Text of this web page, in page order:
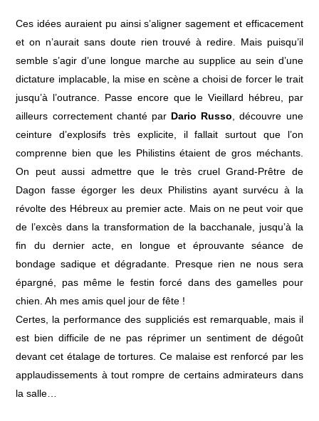
Ces idées auraient pu ainsi s’aligner sagement et efficacement
et on n’aurait sans doute rien trouvé à redire. Mais puisqu’il
semble s’agir d’une longue marche au supplice au sein d’une
dictature implacable, la mise en scène a choisi de forcer le trait
jusqu’à l’outrance. Passe encore que le Vieillard hébreu, par
ailleurs correctement chanté par Dario Russo , découvre une
ceinture d’explosifs très explicite, il fallait surtout que l’on
comprenne bien que les Philistins étaient de gros méchants.
On peut aussi admettre que le très cruel Grand-Prêtre de
Dagon fasse égorger les deux Philistins ayant survécu à la
révolte des Hébreux au premier acte. Mais on ne peut voir que
de l’excès dans la transformation de la bacchanale, jusqu’à la
fin du dernier acte, en longue et éprouvante séance de
bondage sadique et dégradante. Presque rien ne nous sera
épargné, pas même le festin forcé dans des gamelles pour
chien. Ah mes amis quel jour de fête !
Certes, la performance des suppliciés est remarquable, mais il
est bien difficile de ne pas réprimer un sentiment de dégoût
devant cet étalage de tortures. Ce malaise est renforcé par les
applaudissements à tout rompre de certains admirateurs dans
la salle…